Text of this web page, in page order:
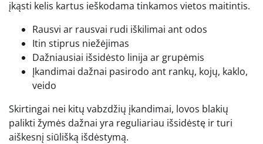
įkąsti kelis kartus ieškodama tinkamos vietos maitintis.
Rausvi ar rausvai rudi iškilimai ant odos
Itin stiprus niežėjimas
Dažniausiai išsidėsto linija ar grupėmis
Įkandimai dažnai pasirodo ant rankų, kojų, kaklo,
veido
Skirtingai nei kitų vabzdžių įkandimai, lovos blakių
palikti žymės dažnai yra reguliariau išsidėstę ir turi
aiškesnį siūlišką išdėstymą.